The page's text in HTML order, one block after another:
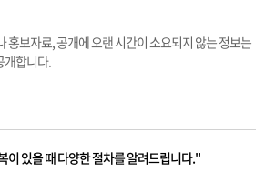
홍보자료, 공개에 오랜 시간이 소요되지 않는 정보는
개합니다.
이 있을 때 다양한 절차를 알려드립니다."